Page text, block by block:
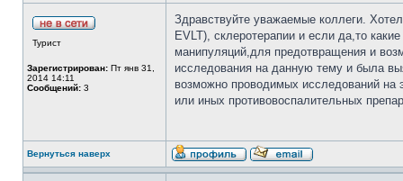
Турист
Зарегистрирован: Пт янв 31,
2014 14:11
Сообщений: 3
Здравствуйте уважаемые коллеги.
EVLT), склеротерапии и если да,то
манипуляций,для предотвращения и
исследования на данную тему и была
возможно проводимых исследований на
или иных противовоспалительных
Вернуться наверх